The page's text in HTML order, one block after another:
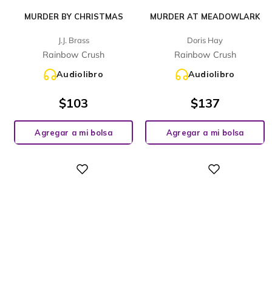
MURDER BY CHRISTMAS
J.J. Brass
Rainbow Crush
Audiolibro
$103
Agregar a mi bolsa
MURDER AT MEADOWLARK
Doris Hay
Rainbow Crush
Audiolibro
$137
Agregar a mi bolsa